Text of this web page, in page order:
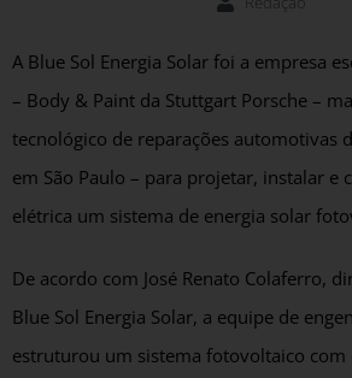
A Blue Sol Energia Solar foi a empresa
– Body & Paint da Stuttgart Porsche –
tecnológico de reparações automotivas
em São Paulo – para projetar, instalar e
elétrica um sistema de energia solar
De acordo com José Renato Colaferro,
Blue Sol Energia Solar, a equipe de
estruturou um sistema fotovoltaico com